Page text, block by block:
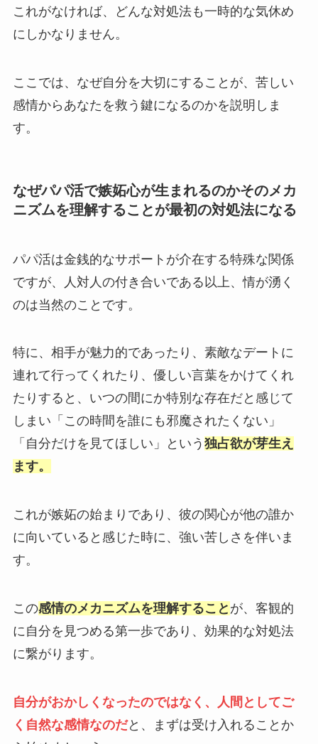
これがなければ、どんな対処法も一時的な気休め
にしかなりません。
ここでは、なぜ自分を大切にすることが、苦しい
感情からあなたを救う鍵になるのかを説明しま
す。
なぜパパ活で嫉妬心が生まれるのかそのメカ
ニズムを理解することが最初の対処法になる
パパ活は金銭的なサポートが介在する特殊な関係
ですが、人対人の付き合いである以上、情が湧く
のは当然のことです。
特に、相手が魅力的であったり、素敵なデートに
連れて行ってくれたり、優しい言葉をかけてくれ
たりすると、いつの間にか特別な存在だと感じて
しまい「この時間を誰にも邪魔されたくない」
「自分だけを見てほしい」という 独占欲が芽生え
ます。
これが嫉妬の始まりであり、彼の関心が他の誰か
に向いていると感じた時に、強い苦しさを伴いま
す。
この感情のメカニズムを理解すること が、客観的
に自分を見つめる第一歩であり、効果的な対処法
に繋がります。
自分がおかしくなったのではなく、人間としてご
く自然な感情なのだと、まずは受け入れることか